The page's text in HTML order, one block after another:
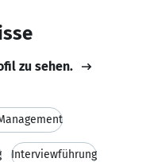
zu sehen.
Interviewführung